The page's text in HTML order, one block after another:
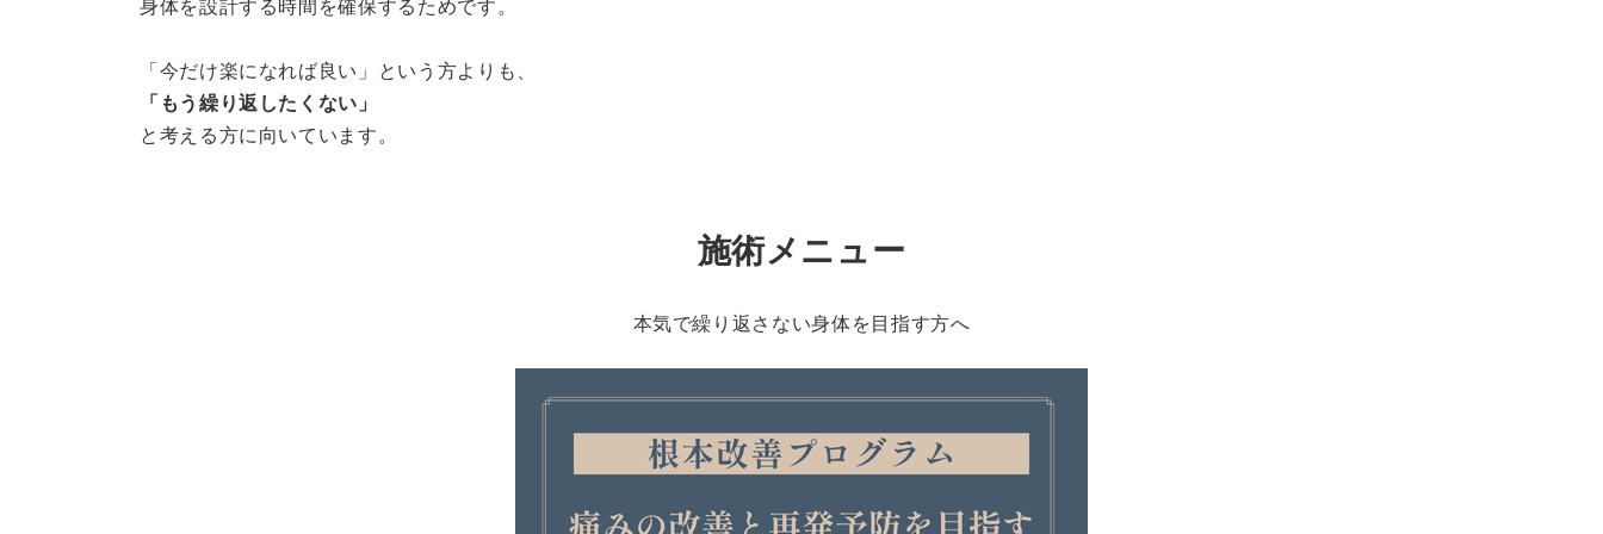
身体を設計する時間を確保するためです。
「今だけ楽になれば良い」という方よりも、
「もう繰り返したくない」
と考える方に向いています。
施術メニュー
本気で繰り返さない身体を目指す方へ